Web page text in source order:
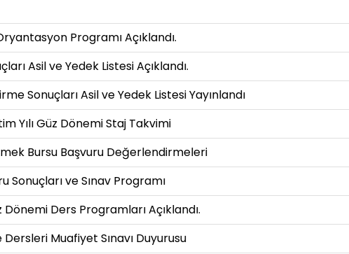
Programı Açıklandı.
Asil ve Yedek Listesi Açıklandı.
Sonuçları Asil ve Yedek Listesi Yayınlandı
Yılı Güz Dönemi Staj Takvimi
Bursu Başvuru Değerlendirmeleri
Sonuçları ve Sınav Programı
Ders Programları Açıklandı.
Muafiyet Sınavı Duyurusu